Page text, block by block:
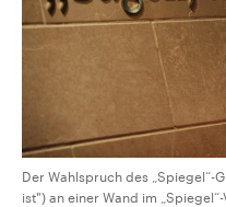
Der Wahlspruch des „Spiegel“-
ist") an einer Wand im